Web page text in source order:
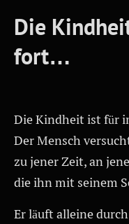
Die
fort…
Die Kindheit ist für
Der Mensch
zu jener Zeit, an
die ihn mit seinem
Er läuft alleine